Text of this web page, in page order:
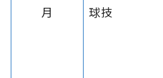
月 球技